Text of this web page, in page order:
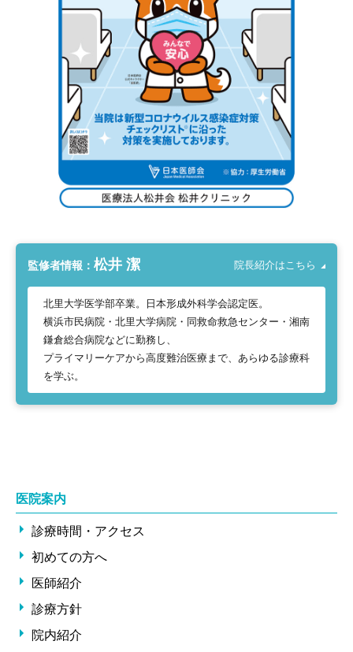
監修者情報： 松井 潔 院長紹介はこちら
北里大学医学部卒業。日本形成外科学会認定医。
横浜市民病院・北里大学病院・同救命救急センター・湘南
鎌倉総合病院などに勤務し、
プライマリーケアから高度難治医療まで、あらゆる診療科
を学ぶ。
医院案内
診療時間・アクセス
初めての方へ
医師紹介
診療方針
院内紹介